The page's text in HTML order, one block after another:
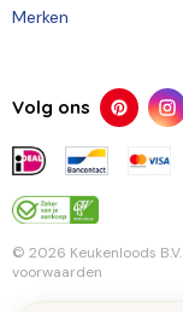
Merken
Volg ons
© 2026 Keukenloods B.V.
voorwaarden